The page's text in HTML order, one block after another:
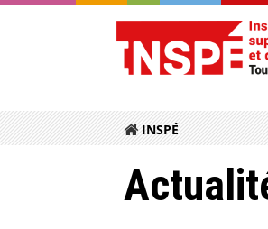
INSPÉ